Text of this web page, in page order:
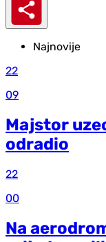
Najnovije
22
09
Majstor
odradio
22
00
Na